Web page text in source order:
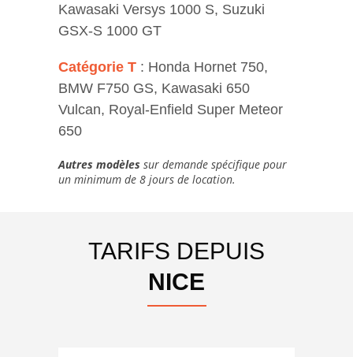
Kawasaki Versys 1000 S, Suzuki
GSX-S 1000 GT
Catégorie T : Honda Hornet 750,
BMW F750 GS, Kawasaki 650
Vulcan, Royal-Enfield Super Meteor
650
Autres modèles sur demande spécifique pour
un minimum de 8 jours de location.
TARIFS DEPUIS
NICE